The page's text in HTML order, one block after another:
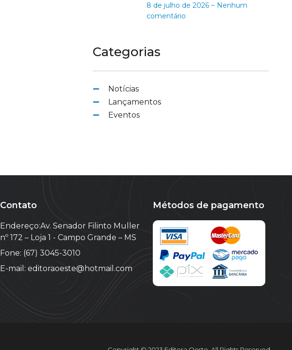
8 de julho de 2026
Nenhum
comentário
Categorias
Notícias
Lançamentos
Eventos
Contato
Endereço:Av. Senador Filinto Muller
nº 172 – Loja 1 - Campo Grande – MS
Fone: (67) 3045-3010
E-mail: editoraoeste@hotmail.com
Métodos de pagamento